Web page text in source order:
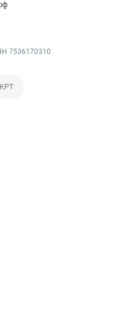
7536170310
КРТ